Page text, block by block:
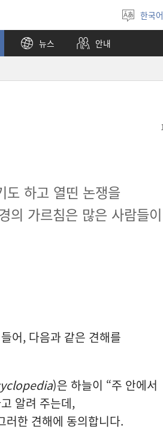
언어
선택
한국어
뉴스 안내
도 하고 열띤 논쟁을
의 가르침은 많은 사람들이
어, 다음과 같은 견해를
)은 하늘이 “주 안에서
알려 주는데,
러한 견해에 동의합니다.